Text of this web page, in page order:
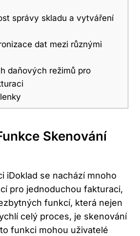
správy skladu a vytváření
dat mezi různými
daňových režimů pro
Skenování
iDoklad se nachází mnoho
pro jednoduchou fakturaci,
funkcí, která nejen
celý proces, je skenování
funkci mohou uživatelé